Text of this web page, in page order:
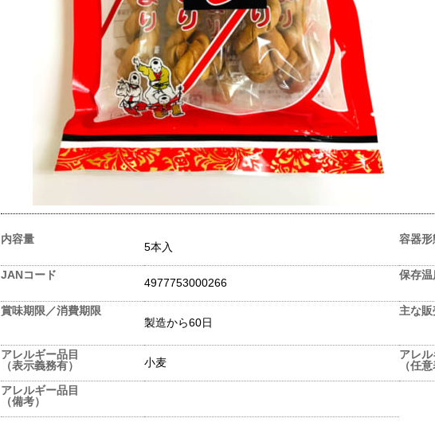
内容量
5本入
容器形
JANコード
4977753000266
保存温
賞味期限／消費期限
製造から60日
主な
アレルギー品目
（表示義務有）
小麦
アレル
（任意
アレルギー品目
（備考）